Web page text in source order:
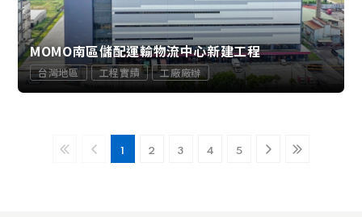
MOMO南區儲配運輸物流中心新建工程
台灣地區 工程實績 工廠廠辦
1 2 3 4 5